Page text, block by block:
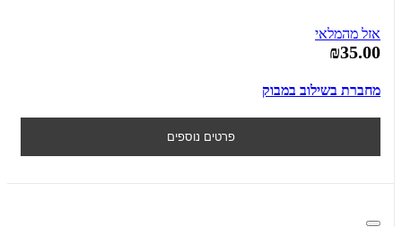
אזל מהמלאי
₪35.00
מחברת בשילוב במבוק
פרטים נוספים